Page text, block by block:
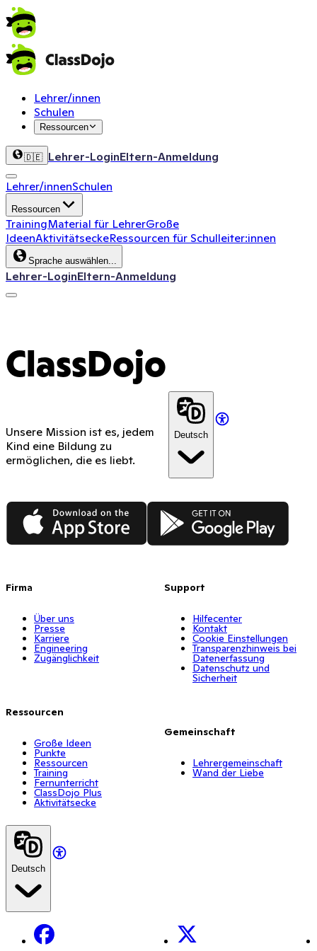
Lehrer/innen
Schulen
Ressourcen
🇩🇪 Lehrer-LoginEltern-Anmeldung
Lehrer/innenSchulen
Ressourcen
TrainingMaterial für LehrerGroße
IdeenAktivitätseckeRessourcen für Schulleiter:innen
Sprache auswählen...
Lehrer-LoginEltern-Anmeldung
ClassDojo
Unsere Mission ist es, jedem
Kind eine Bildung zu
ermöglichen, die es liebt.
Deutsch
App Store Google Play
Firma
Über uns
Presse
Karriere
Engineering
Zugänglichkeit
Ressourcen
Große Ideen
Punkte
Ressourcen
Training
Fernunterricht
ClassDojo Plus
Aktivitätsecke
Support
Hilfecenter
Kontakt
Cookie Einstellungen
Transparenzhinweis bei
Datenerfassung
Datenschutz und
Sicherheit
Gemeinschaft
Lehrergemeinschaft
Wand der Liebe
Deutsch
Facebook X